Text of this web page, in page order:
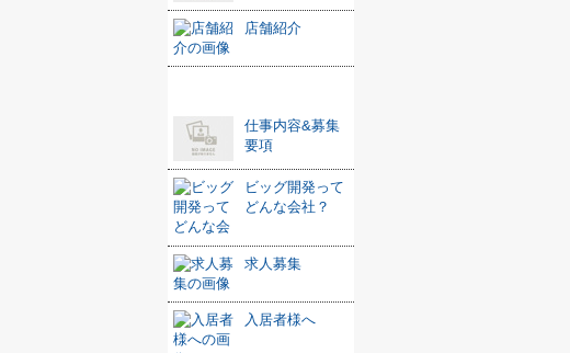
店舗紹介
仕事内容&募集
要項
ビッグ開発って
どんな会社？
求人募集
入居者様へ